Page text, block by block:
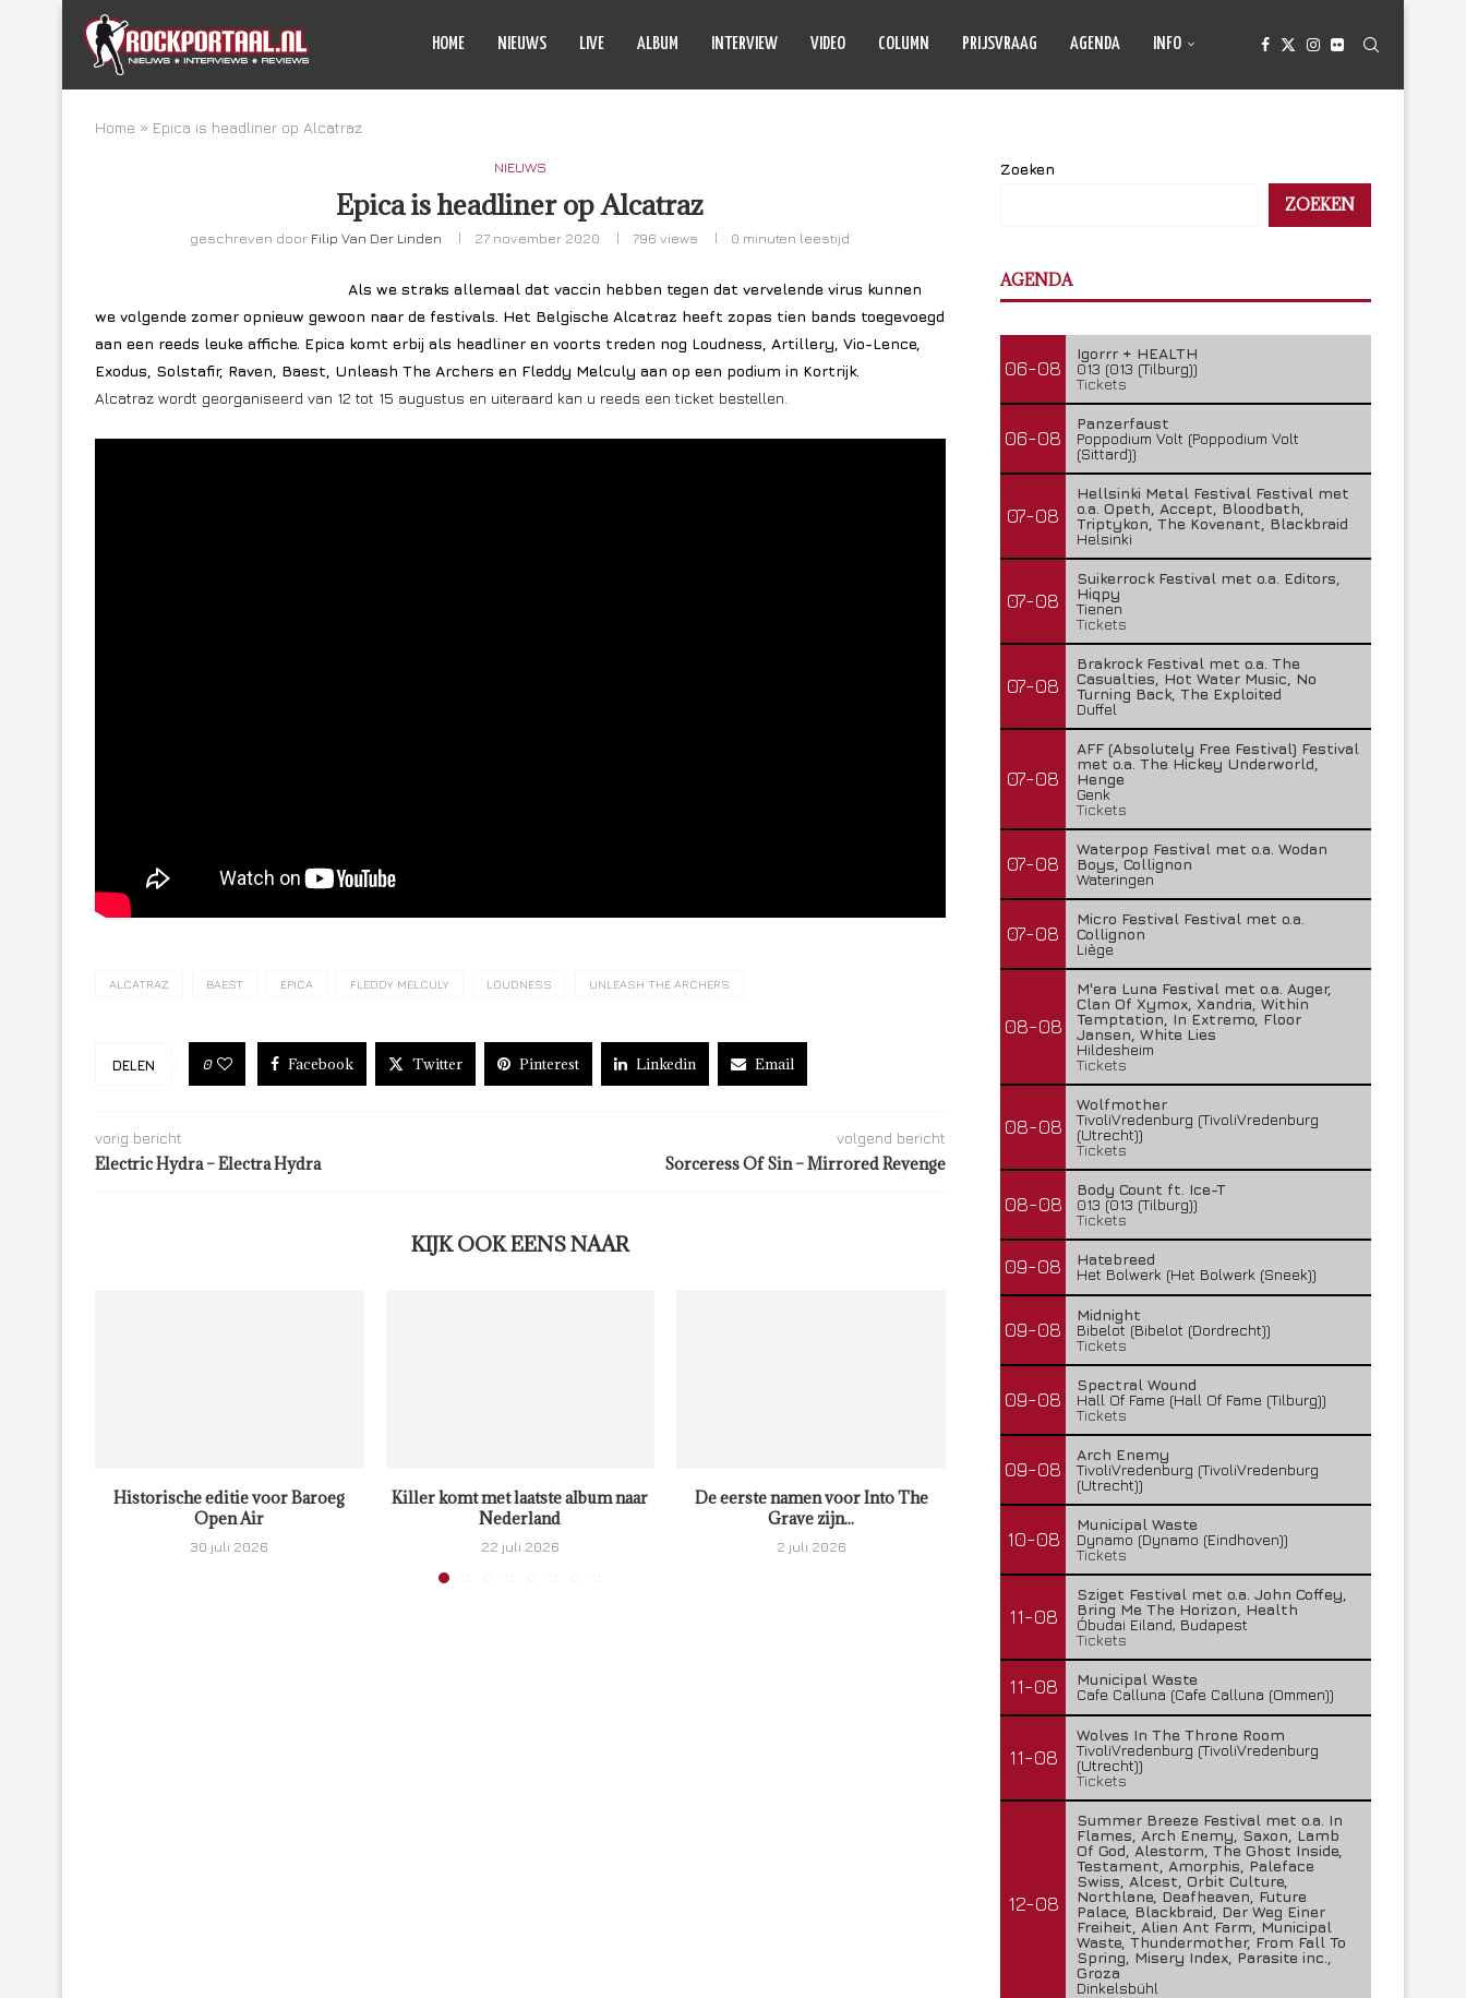
HOME NIEUWS LIVE ALBUM INTERVIEW VIDEO COLUMN PRIJSVRAAG AGENDA INFO
Home » Epica is headliner op Alcatraz
NIEUWS
Epica is headliner op Alcatraz
geschreven door Filip Van Der Linden 27 november 2020 796 views 0 minuten leestijd
Als we straks allemaal dat vaccin hebben tegen dat vervelende virus kunnen
we volgende zomer opnieuw gewoon naar de festivals. Het Belgische Alcatraz heeft zopas tien bands toegevoegd
aan een reeds leuke affiche. Epica komt erbij als headliner en voorts treden nog Loudness, Artillery, Vio-Lence,
Exodus, Solstafir, Raven, Baest, Unleash The Archers en Fleddy Melculy aan op een podium in Kortrijk.
Alcatraz wordt georganiseerd van 12 tot 15 augustus en uiteraard kan u reeds een ticket bestellen.
ALCATRAZ BAEST EPICA FLEDDY MELCULY LOUDNESS UNLEASH THE ARCHERS
DELEN 0 Facebook Twitter Pinterest Linkedin Email
vorig bericht
Electric Hydra – Electra Hydra
volgend bericht
Sorceress Of Sin – Mirrored Revenge
KIJK OOK EENS NAAR
Historische editie voor Baroeg
Open Air
30 juli 2026
Killer komt met laatste album naar
Nederland
22 juli 2026
De eerste namen voor Into The
Grave zijn...
2 juli 2026
FleXanT – Bloody Photographer
19 juni 2026
Zoeken
ZOEKEN
AGENDA
06-08
Igorrr + HEALTH
013 (013 (Tilburg))
Tickets
06-08
Panzerfaust
Poppodium Volt (Poppodium Volt
(Sittard))
07-08
Hellsinki Metal Festival Festival met
o.a. Opeth, Accept, Bloodbath,
Triptykon, The Kovenant, Blackbraid
Helsinki
07-08
Suikerrock Festival met o.a. Editors,
Hiqpy
Tienen
Tickets
07-08
Brakrock Festival met o.a. The
Casualties, Hot Water Music, No
Turning Back, The Exploited
Duffel
07-08
AFF (Absolutely Free Festival) Festival
met o.a. The Hickey Underworld,
Henge
Genk
Tickets
07-08
Waterpop Festival met o.a. Wodan
Boys, Collignon
Wateringen
07-08
Micro Festival Festival met o.a.
Collignon
Liège
08-08
M'era Luna Festival met o.a. Auger,
Clan Of Xymox, Xandria, Within
Temptation, In Extremo, Floor
Jansen, White Lies
Hildesheim
Tickets
08-08
Wolfmother
TivoliVredenburg (TivoliVredenburg
(Utrecht))
Tickets
08-08
Body Count ft. Ice-T
013 (013 (Tilburg))
Tickets
09-08
Hatebreed
Het Bolwerk (Het Bolwerk (Sneek))
09-08
Midnight
Bibelot (Bibelot (Dordrecht))
Tickets
09-08
Spectral Wound
Hall Of Fame (Hall Of Fame (Tilburg))
Tickets
09-08
Arch Enemy
TivoliVredenburg (TivoliVredenburg
(Utrecht))
10-08
Municipal Waste
Dynamo (Dynamo (Eindhoven))
Tickets
11-08
Sziget Festival met o.a. John Coffey,
Bring Me The Horizon, Health
Óbudai Eiland, Budapest
Tickets
11-08
Municipal Waste
Cafe Calluna (Cafe Calluna (Ommen))
11-08
Wolves In The Throne Room
TivoliVredenburg (TivoliVredenburg
(Utrecht))
Tickets
12-08
Summer Breeze Festival met o.a. In
Flames, Arch Enemy, Saxon, Lamb
Of God, Alestorm, The Ghost Inside,
Testament, Amorphis, Paleface
Swiss, Alcest, Orbit Culture,
Northlane, Deafheaven, Future
Palace, Blackbraid, Der Weg Einer
Freiheit, Alien Ant Farm, Municipal
Waste, Thundermother, From Fall To
Spring, Misery Index, Parasite inc.,
Groza
Dinkelsbühl